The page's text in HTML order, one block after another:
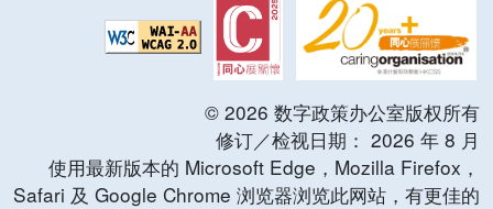
© 2026 数字政策办公室版权所有
修订／检视日期： 2026 年 8 月
使用最新版本的 Microsoft Edge，Mozilla Firefox，
Safari 及 Google Chrome 浏览器浏览此网站，有更佳的